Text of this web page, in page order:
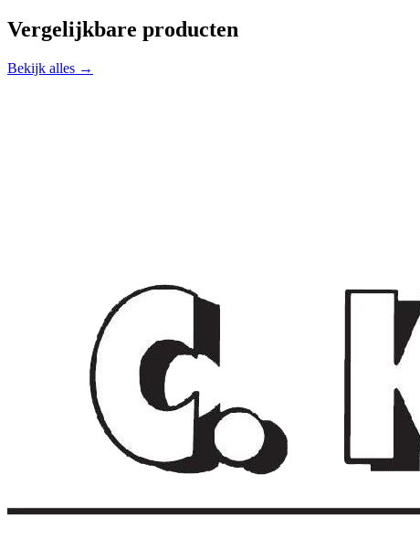
Vergelijkbare producten
Bekijk alles →